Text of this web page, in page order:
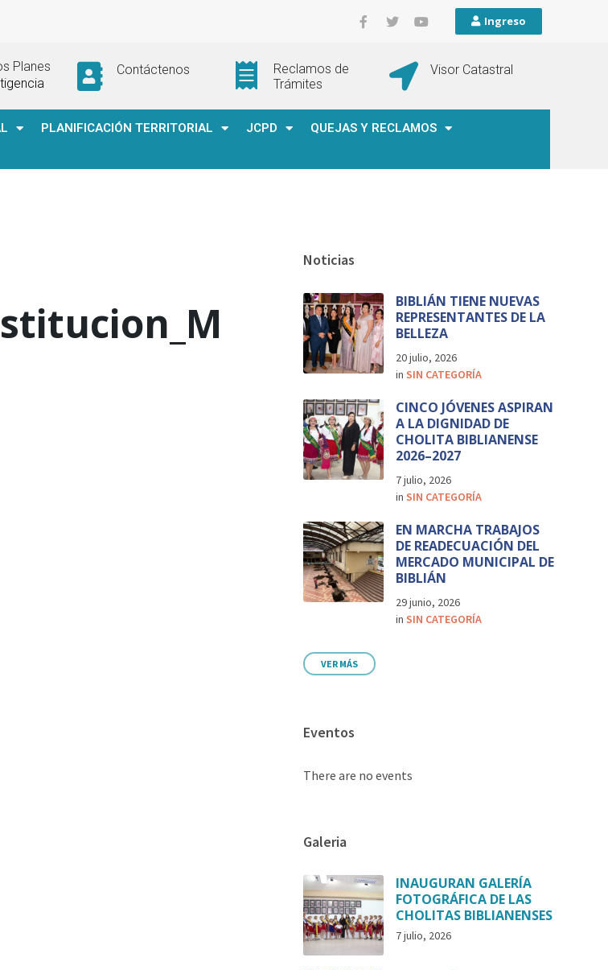
Ingreso
Planes
Contáctenos
Reclamos de
Trámites
Visor Catastral
PLANIFICACIÓN TERRITORIAL JCPD
QUEJAS Y RECLAMOS
Noticias
BIBLIÁN TIENE NUEVAS
REPRESENTANTES DE LA
BELLEZA
20 julio, 2026
inSIN CATEGORÍA
CINCO JÓVENES ASPIRAN
A LA DIGNIDAD DE
CHOLITA BIBLIANENSE
2026–2027
7 julio, 2026
inSIN CATEGORÍA
EN MARCHA TRABAJOS
DE READECUACIÓN DEL
MERCADO MUNICIPAL DE
BIBLIÁN
29 junio, 2026
inSIN CATEGORÍA
VER MÁS
Eventos
There are no events
Galeria
INAUGURAN GALERÍA
FOTOGRÁFICA DE LAS
CHOLITAS BIBLIANENSES
7 julio, 2026